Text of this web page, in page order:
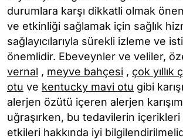
durumlara karşı dikkatli olmak
ve etkinliği sağlamak için sağlık
sağlayıcılarıyla sürekli izleme ve
önemlidir. Ebeveynler ve veliler,
vernal , meyve bahçesi , çok yıllık
otu ve kentucky mavi otu gibi
alerjen özütü içeren alerjen
uğraşırken, bu tedavilerin içerikleri
etkileri hakkında iyi